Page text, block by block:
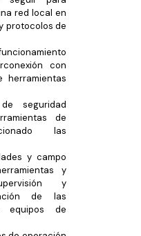
red local en
protocolos de
con
herramientas
seguridad
de
las
y campo
y
y
de las
equipos de